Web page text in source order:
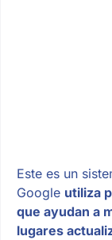
Este es un
Google utiliza
que ayudan a
lugares